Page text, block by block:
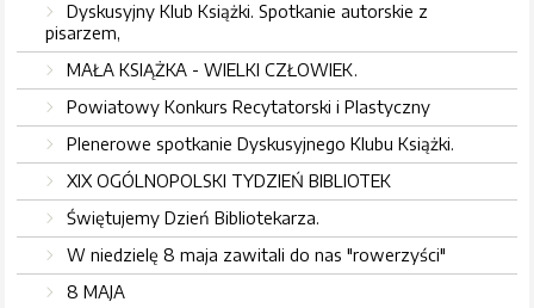
Dyskusyjny Klub Książki. Spotkanie autorskie z
pisarzem,
MAŁA KSIĄŻKA - WIELKI CZŁOWIEK.
Powiatowy Konkurs Recytatorski i Plastyczny
Plenerowe spotkanie Dyskusyjnego Klubu Książki.
XIX OGÓLNOPOLSKI TYDZIEŃ BIBLIOTEK
Świętujemy Dzień Bibliotekarza.
W niedzielę 8 maja zawitali do nas "rowerzyści"
8 MAJA